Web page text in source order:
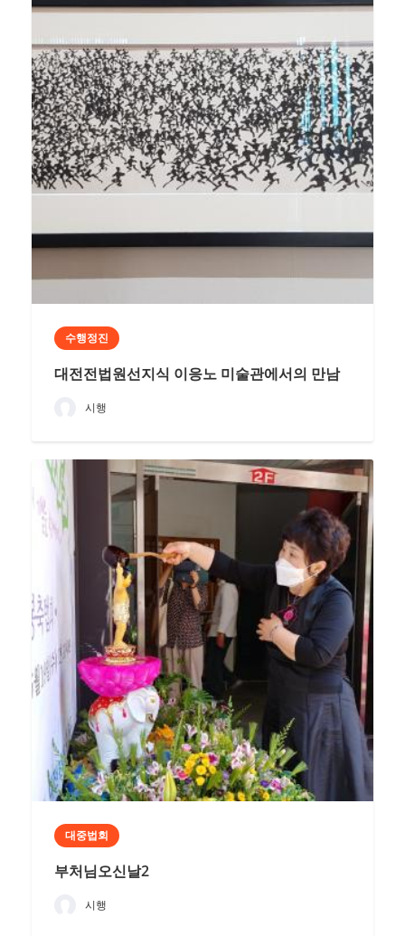
수행정진
대전전법원선지식 이응노 미술관에서의 만남
시행
대중법회
부처님오신날2
시행